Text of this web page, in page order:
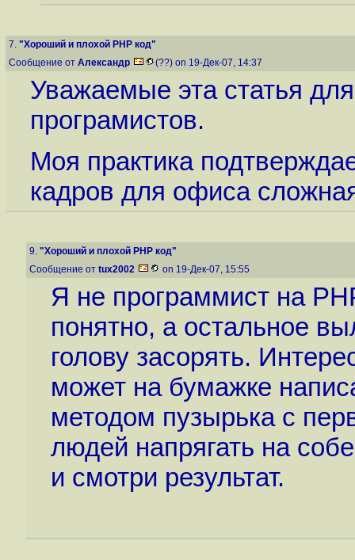
7. "Хороший и плохой PHP код"
Сообщение от Александр (??) on 19-Дек-07, 14:37
Уважаемые эта статья
програмистов.
Моя практика
кадров для офиса
9. "Хороший и плохой PHP код"
Сообщение от tux2002 on 19-Дек-07, 15:55
Я не программист на
понятно, а остальное
голову засорять.
может на бумажке
методом пузырька с
людей напрягать на
и смотри результат.